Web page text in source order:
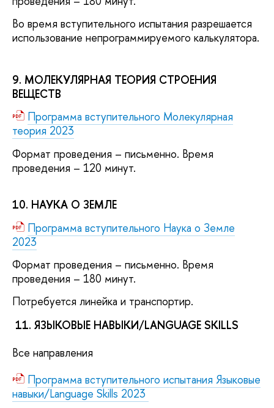
Во время вступительного испытания разрешается
использование непрограммируемого калькулятора.
9. МОЛЕКУЛЯРНАЯ ТЕОРИЯ СТРОЕНИЯ
ВЕЩЕСТВ
Программа вступительного Молекулярная
теория 2023
Формат проведения – письменно. Время
проведения – 120 минут.
10. НАУКА О ЗЕМЛЕ
Программа вступительного Наука о Земле
2023
Формат проведения – письменно. Время
проведения – 180 минут.
Потребуется линейка и транспортир.
11. ЯЗЫКОВЫЕ НАВЫКИ/LANGUAGE SKILLS
Все направления
Программа вступительного испытания Языковые
навыки/Language Skills 2023